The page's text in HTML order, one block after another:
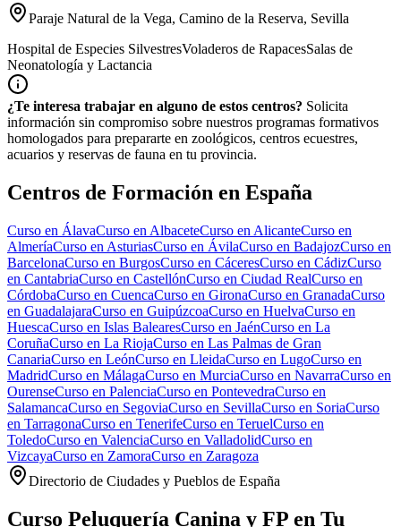
Paraje Natural de la Vega, Camino de la Reserva, Sevilla
Hospital de Especies SilvestresVoladeros de RapacesSalas de
Neonatología y Lactancia
¿Te interesa trabajar en alguno de estos centros? Solicita
información sin compromiso sobre nuestros programas formativos
homologados para prepararte en zoológicos, centros ecuestres,
acuarios y reservas de fauna en tu provincia.
Centros de Formación en España
Curso en ÁlavaCurso en AlbaceteCurso en AlicanteCurso en
AlmeríaCurso en AsturiasCurso en ÁvilaCurso en BadajozCurso en
BarcelonaCurso en BurgosCurso en CáceresCurso en CádizCurso
en CantabriaCurso en CastellónCurso en Ciudad RealCurso en
CórdobaCurso en CuencaCurso en GironaCurso en GranadaCurso
en GuadalajaraCurso en GuipúzcoaCurso en HuelvaCurso en
HuescaCurso en Islas BalearesCurso en JaénCurso en La
CoruñaCurso en La RiojaCurso en Las Palmas de Gran
CanariaCurso en LeónCurso en LleidaCurso en LugoCurso en
MadridCurso en MálagaCurso en MurciaCurso en NavarraCurso en
OurenseCurso en PalenciaCurso en PontevedraCurso en
SalamancaCurso en SegoviaCurso en SevillaCurso en SoriaCurso
en TarragonaCurso en TenerifeCurso en TeruelCurso en
ToledoCurso en ValenciaCurso en ValladolidCurso en
VizcayaCurso en ZamoraCurso en Zaragoza
Directorio de Ciudades y Pueblos de España
Curso Peluquería Canina y FP en Tu